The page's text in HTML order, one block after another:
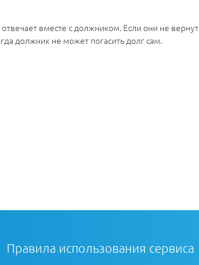
вместе с должником. Если они не вернут
должник не может погасить долг сам.
Правила использования сервиса